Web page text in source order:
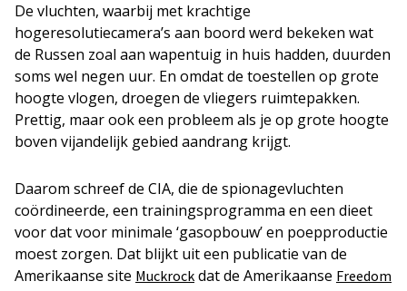
De vluchten, waarbij met krachtige
hogeresolutiecamera’s aan boord werd bekeken wat
de Russen zoal aan wapentuig in huis hadden, duurden
soms wel negen uur. En omdat de toestellen op grote
hoogte vlogen, droegen de vliegers ruimtepakken.
Prettig, maar ook een probleem als je op grote hoogte
boven vijandelijk gebied aandrang krijgt.
Daarom schreef de CIA, die de spionagevluchten
coördineerde, een trainingsprogramma en een dieet
voor dat voor minimale ‘gasopbouw’ en poepproductie
moest zorgen. Dat blijkt uit een publicatie van de
Amerikaanse site Muckrock dat de Amerikaanse Freedom